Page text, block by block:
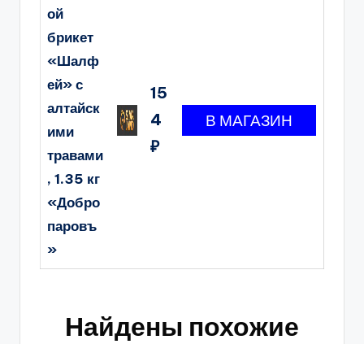
ой
брикет
«Шалф
ей» с
алтайск
ими
травами
, 1.35 кг
«Добро
паровъ
»
15
4
₽
Найдены похожие